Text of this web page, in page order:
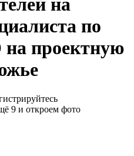
на
по
проектную
9 и откроем фото